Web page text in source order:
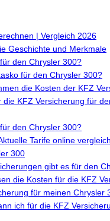
| Vergleich 2026
Geschichte und Merkmale
den Chrysler 300?
für den Chrysler 300?
die Kosten der KFZ
KFZ Versicherung für
den Chrysler 300?
Tarife online
300
gibt es für den
die Kosten für die KFZ
für meinen Chrysler
ich für die KFZ